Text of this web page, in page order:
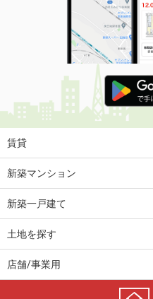
賃貸
新築マンション
新築一戸建て
土地を探す
店舗/事業用